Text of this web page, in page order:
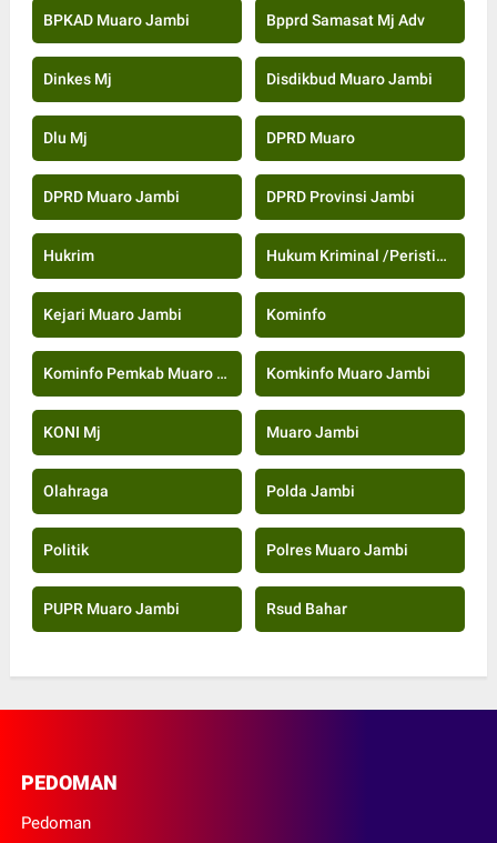
BPKAD Muaro Jambi Bpprd Samasat Mj Adv
Dinkes Mj Disdikbud Muaro Jambi
Dlu Mj DPRD Muaro
DPRD Muaro Jambi DPRD Provinsi Jambi
Hukrim Hukum Kriminal /Peristiwa
Kejari Muaro Jambi Kominfo
Kominfo Pemkab Muaro Jambi Komkinfo Muaro Jambi
KONI Mj Muaro Jambi
Olahraga Polda Jambi
Politik Polres Muaro Jambi
PUPR Muaro Jambi Rsud Bahar
PEDOMAN
Pedoman